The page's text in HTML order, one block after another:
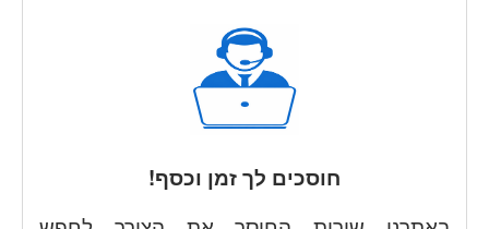
חוסכים לך זמן וכסף!